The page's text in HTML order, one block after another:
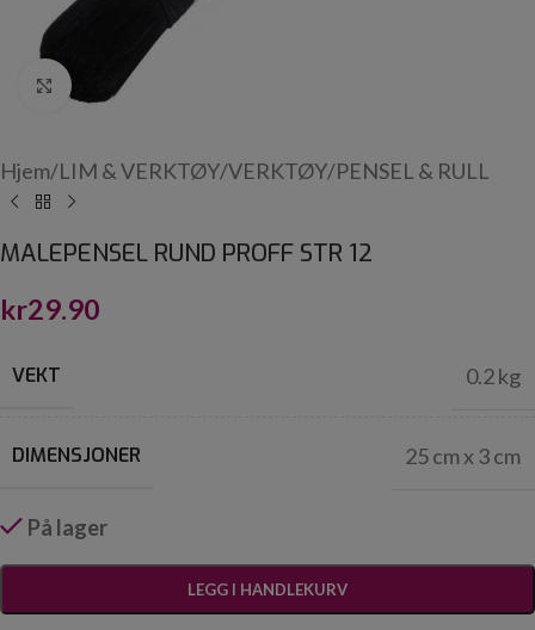
Click to enlarge
Hjem/LIM & VERKTØY/VERKTØY/PENSEL & RULL
MALEPENSEL RUND PROFF STR 12
kr29.90
VEKT 0.2 kg
DIMENSJONER 25 cm x 3 cm
På lager
LEGG I HANDLEKURV